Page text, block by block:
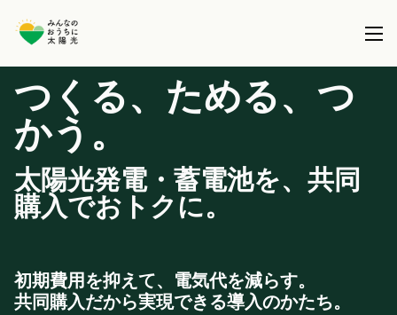
本事業について
共同購入事業とは
事務局について
全国で実施している共同購入事業
製品を選択する
太陽光パネル / 太陽光パネル＋蓄電池
ブログ
サポート
つくる、ためる、つ
かう。
太陽光発電・蓄電池を、共同
購入でおトクに。
初期費用を抑えて、電気代を減らす。
共同購入だから実現できる導入のかたち。